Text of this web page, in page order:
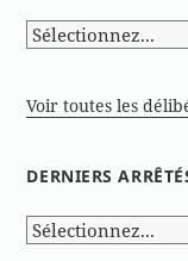
Voir toutes les
DERNIERS